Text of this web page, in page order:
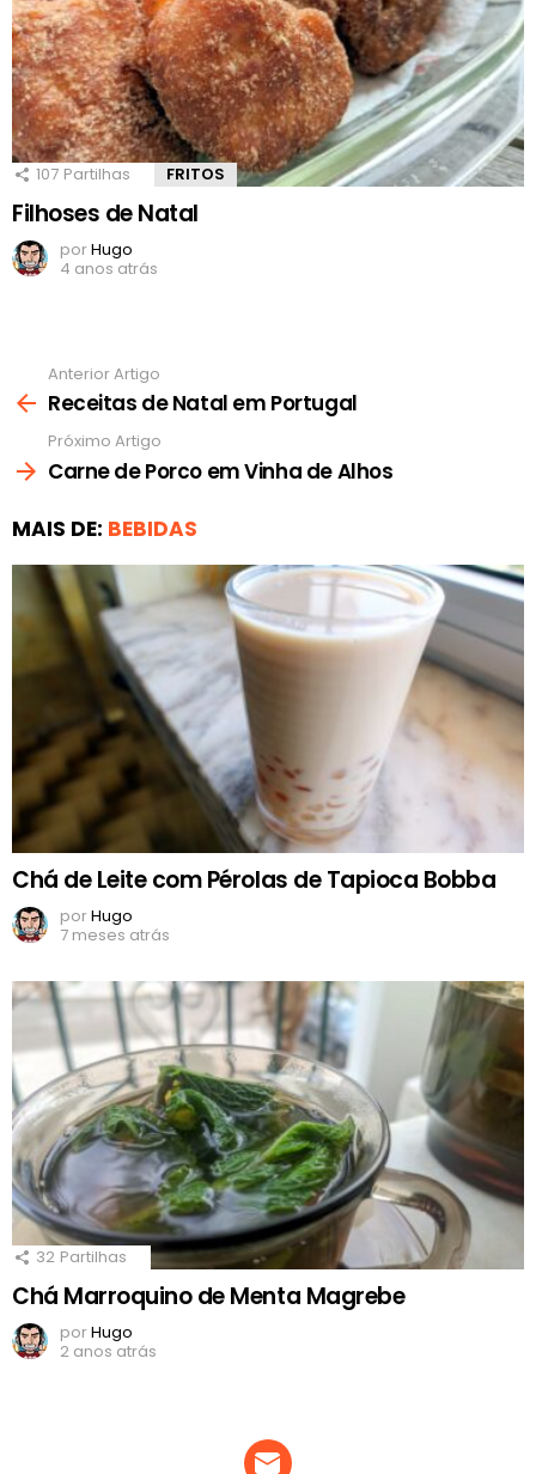
107 Partilhas FRITOS
Filhoses de Natal
porHugo
4 anos atrás
mais
Anterior Artigo
Receitas de Natal em Portugal
Próximo Artigo
Carne de Porco em Vinha de Alhos
MAIS DE: BEBIDAS
Chá de Leite com Pérolas de Tapioca Bobba
porHugo
7 meses atrás
32 Partilhas
Chá Marroquino de Menta Magrebe
porHugo
2 anos atrás